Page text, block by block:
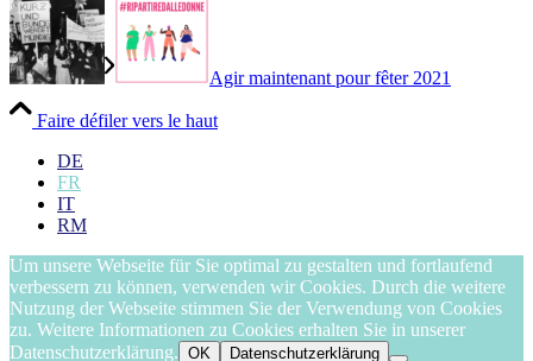
Agir maintenant pour fêter 2021
Faire défiler vers le haut
DE
FR
IT
RM
Um unsere Webseite für Sie optimal zu gestalten und fortlaufend
verbessern zu können, verwenden wir Cookies. Durch die weitere
Nutzung der Webseite stimmen Sie der Verwendung von Cookies
zu. Weitere Informationen zu Cookies erhalten Sie in unserer
Datenschutzerklärung. OK Datenschutzerklärung